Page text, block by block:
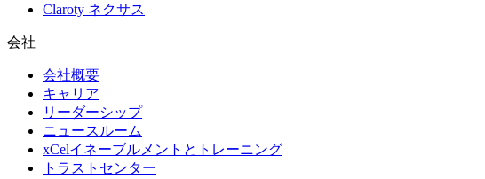
Claroty ネクサス
会社
会社概要
キャリア
リーダーシップ
ニュースルーム
xCelイネーブルメントとトレーニング
トラストセンター